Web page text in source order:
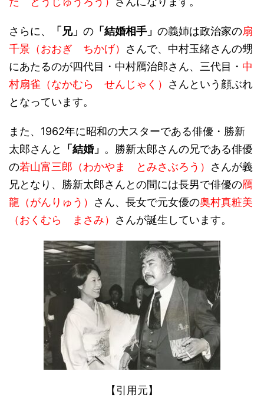
さらに、 「兄」 の 「結婚相手」 の義姉は政治家の扇
千景（おおぎ ちかげ） さんで、中村玉緒さんの甥
にあたるのが四代目・中村鴈治郎さん、三代目・ 中
村扇雀（なかむら せんじゃく） さんという顔ぶれ
となっています。
また、1962年に昭和の大スターである俳優・勝新
太郎さんと
「結婚」 。勝新太郎さんの兄である俳優
の若山富三郎（わかやま とみさぶろう） さんが義
兄となり、勝新太郎さんとの間には長男で俳優の鴈
龍（がんりゅう） さん、長女で元女優の奥村真粧美
（おくむら まさみ） さんが誕生しています。
【引用元】